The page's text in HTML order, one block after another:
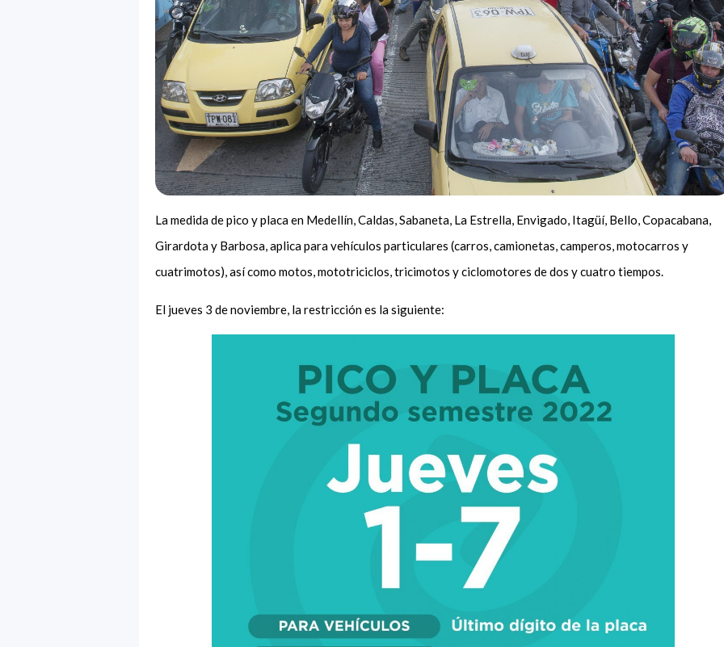
La medida de pico y placa en Medellín, Caldas, Sabaneta, La Estrella, Envigado, Itagüí, Bello, Copacabana,
Girardota y Barbosa, aplica para vehículos particulares (carros, camionetas, camperos, motocarros y
cuatrimotos), así como motos, mototriciclos, tricimotos y ciclomotores de dos y cuatro tiempos.
El jueves 3 de noviembre, la restricción es la siguiente: